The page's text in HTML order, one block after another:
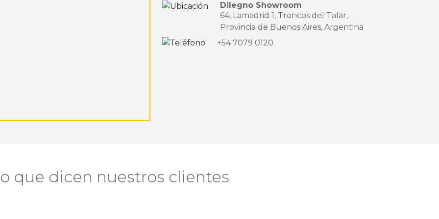
Dilegno Showroom
64, Lamadrid 1, Troncos del Talar,
Provincia de Buenos Aires, Argentina
+54 7079 0120
que dicen nuestros clientes